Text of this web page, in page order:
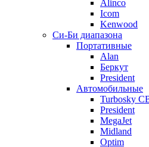
Alinco
Icom
Kenwood
Си-Би диапазона
Портативные
Alan
Беркут
President
Автомобильные
Turbosky
President
MegaJet
Midland
Optim